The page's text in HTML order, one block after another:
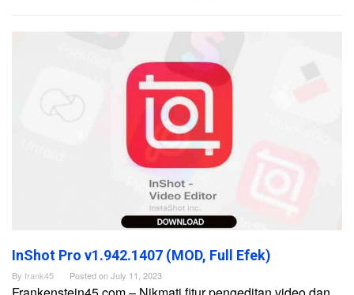
InShot Pro v1.942.1407 (MOD, Full Efek)
By frank45 Posted onJuly 11, 2023